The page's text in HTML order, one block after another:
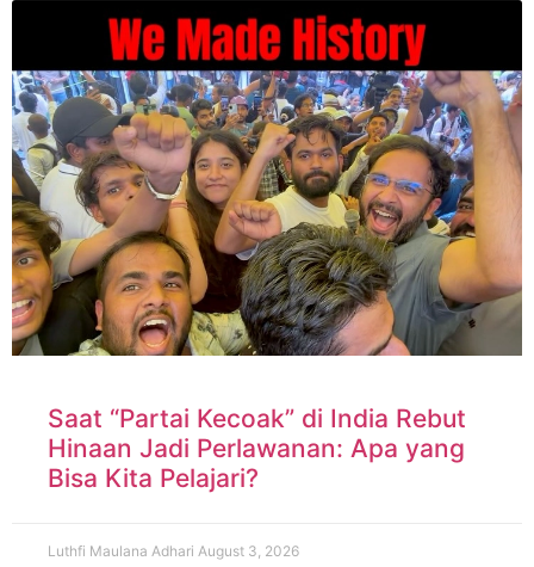
Saat “Partai Kecoak” di India Rebut
Hinaan Jadi Perlawanan: Apa yang
Bisa Kita Pelajari?
Luthfi Maulana Adhari August 3, 2026